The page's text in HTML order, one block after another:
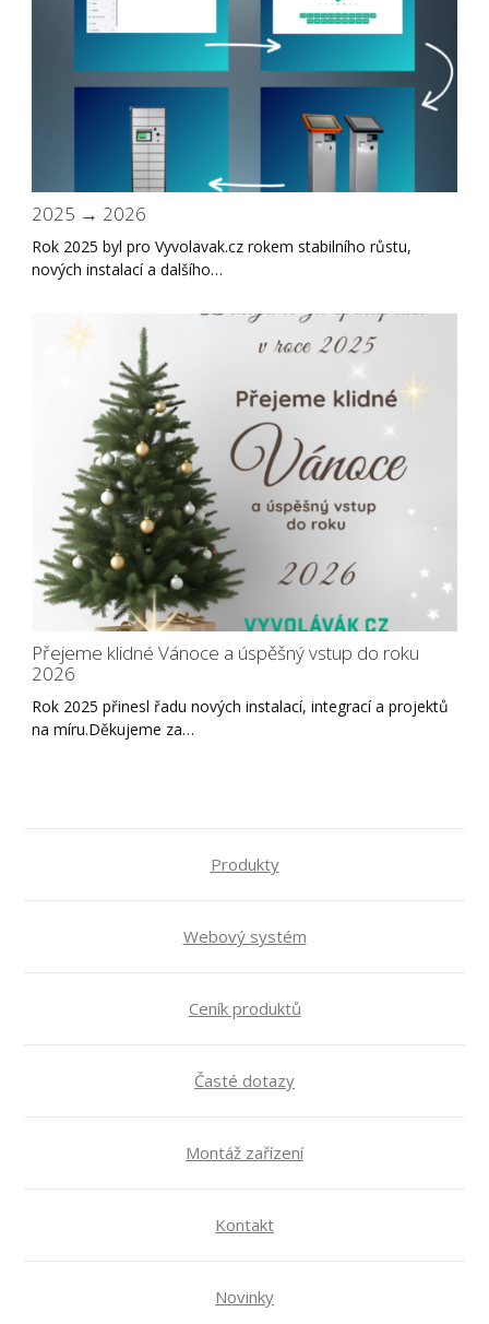
2025 → 2026
Rok 2025 byl pro Vyvolavak.cz rokem stabilního růstu,
nových instalací a dalšího…
Přejeme klidné Vánoce a úspěšný vstup do roku
2026
Rok 2025 přinesl řadu nových instalací, integrací a projektů
na míru.Děkujeme za…
Produkty
Webový systém
Ceník produktů
Časté dotazy
Montáž zařízení
Kontakt
Novinky